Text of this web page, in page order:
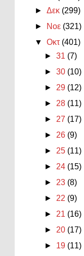
►Δεκ (299)
►
Νοε (321)
▼Οκτ (401)
►31 (7)
►30 (10)
► 29 (12)
► 28 (11)
► 27 (17)
► 26 (9)
► 25 (11)
► 24 (15)
► 23 (8)
► 22 (9)
► 21 (16)
► 20 (17)
► 19 (11)